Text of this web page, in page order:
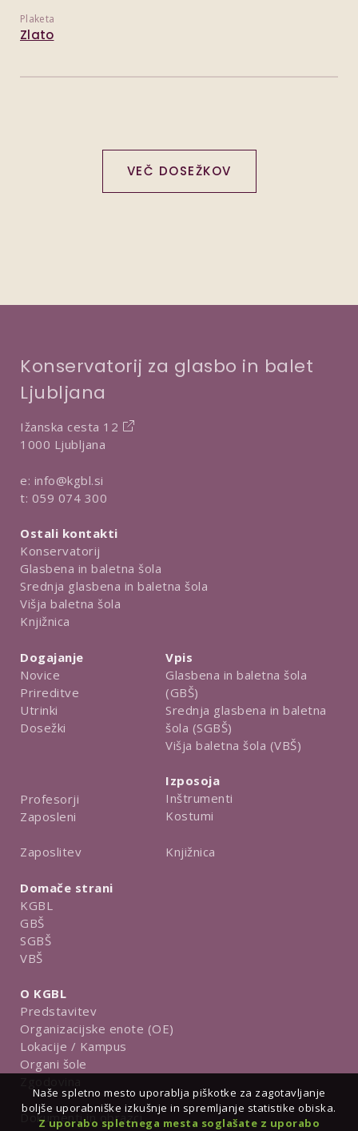
Plaketa
Zlato
VEČ DOSEŽKOV
Konservatorij za glasbo in balet
Ljubljana
Ižanska cesta 12
1000 Ljubljana
e: info@kgbl.si
t: 059 074 300
Ostali kontakti
Konservatorij
Glasbena in baletna šola
Srednja glasbena in baletna šola
Višja baletna šola
Knjižnica
Dogajanje
Novice
Prireditve
Utrinki
Dosežki
Profesorji
Zaposleni
Zaposlitev
Vpis
Glasbena in baletna šola
(GBŠ)
Srednja glasbena in baletna
šola (SGBŠ)
Višja baletna šola (VBŠ)
Izposoja
Inštrumenti
Kostumi
Knjižnica
Domače strani
KGBL
GBŠ
SGBŠ
VBŠ
O KGBL
Predstavitev
Organizacijske enote (OE)
Lokacije / Kampus
Organi šole
Dokumenti in obrazci
Naše spletno mesto uporablja piškotke za zagotavljanje
boljše uporabniške izkušnje in spremljanje statistike obiska.
Z uporabo spletnega mesta soglašate z uporabo